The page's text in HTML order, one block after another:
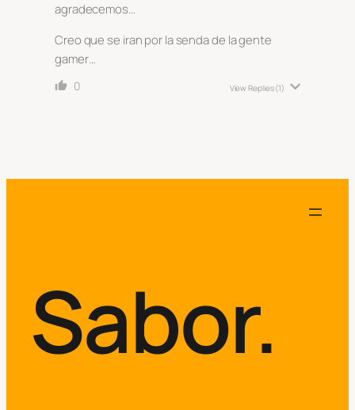
agradecemos…
Creo que se iran por la senda de la gente
gamer…
0 View Replies(1)
Sabor.